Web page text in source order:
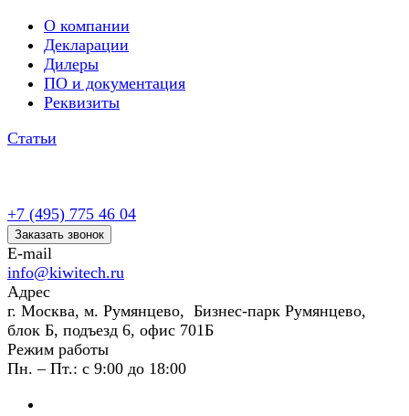
О компании
Декларации
Дилеры
ПО и документация
Реквизиты
Статьи
+7 (495) 775 46 04
Заказать звонок
E-mail
info@kiwitech.ru
Адрес
г. Москва, м. Румянцево, Бизнес-парк Румянцево,
блок Б, подъезд 6, офис 701Б
Режим работы
Пн. – Пт.: с 9:00 до 18:00